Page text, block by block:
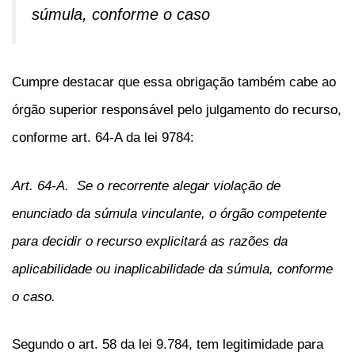
súmula, conforme o caso
Cumpre destacar que essa obrigação também cabe ao
órgão superior responsável pelo julgamento do recurso,
conforme art. 64-A da lei 9784:
Art. 64-A. Se o recorrente alegar violação de
enunciado da súmula vinculante, o órgão competente
para decidir o recurso explicitará as razões da
aplicabilidade ou inaplicabilidade da súmula, conforme
o caso.
Segundo o art. 58 da lei 9.784, tem legitimidade para